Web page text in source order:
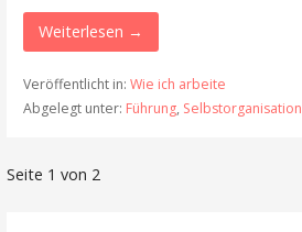
Weiterlesen →
Veröffentlicht in: Wie ich arbeite
Abgelegt unter: Führung, Selbstorganisation
Beitrag
Seite 1 von 2